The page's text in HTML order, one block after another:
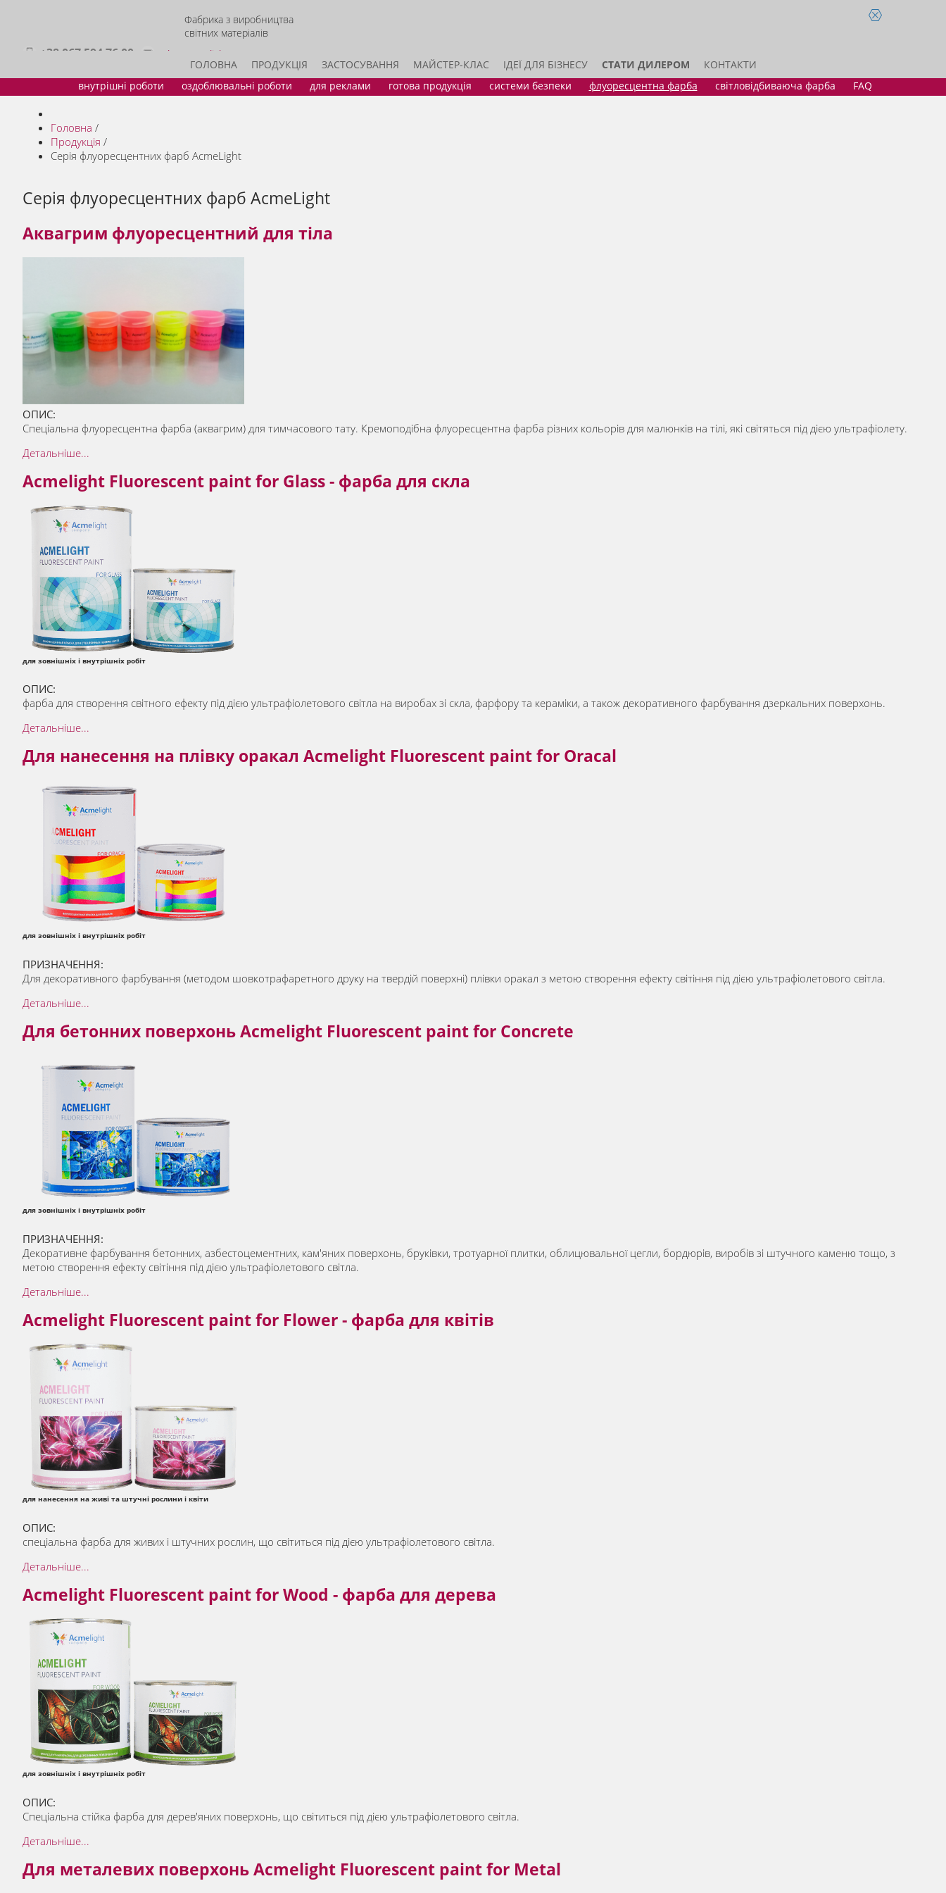
Фабрика з виробництва
світних матеріалів
+38 067 594 76 00 sales@acmelight.com.ua
ГОЛОВНА ПРОДУКЦІЯ ЗАСТОСУВАННЯ МАЙСТЕР-КЛАС ІДЕЇ ДЛЯ БІЗНЕСУ СТАТИ ДИЛЕРОМ
КОНТАКТИ
внутрішні роботи
оздоблювальні роботи для реклами готова продукція системи безпеки флуоресцентна фарба світловідбиваюча фарба FAQ
Головна /
Продукція /
Серія флуоресцентних фарб AcmeLight
Серія флуоресцентних фарб AcmeLight
Аквагрим флуоресцентний для тіла
ОПИС:
Спеціальна флуоресцентна фарба (аквагрим) для тимчасового тату. Кремоподібна флуоресцентна фарба різних кольорів для малюнків на тілі, які світяться під дією ультрафіолету.
Детальніше...
Acmelight Fluorescent paint for Glass - фарба для скла
для зовнішніх і внутрішніх робіт
ОПИС:
фарба для створення світного ефекту під дією ультрафіолетового світла на виробах зі скла, фарфору та кераміки, а також декоративного фарбування дзеркальних поверхонь.
Детальніше...
Для нанесення на плівку оракал Acmelight Fluorescent paint for Oracal
для зовнішніх і внутрішніх робіт
ПРИЗНАЧЕННЯ:
Для декоративного фарбування (методом шовкотрафаретного друку на твердій поверхні) плівки оракал з метою створення ефекту світіння під дією ультрафіолетового світла.
Детальніше...
Для бетонних поверхонь Acmelight Fluorescent paint for Concrete
для зовнішніх і внутрішніх робіт
ПРИЗНАЧЕННЯ:
Декоративне фарбування бетонних, азбестоцементних, кам'яних поверхонь, бруківки, тротуарної плитки, облицювальної цегли, бордюрів, виробів зі штучного каменю тощо, з
метою створення ефекту світіння під дією ультрафіолетового світла.
Детальніше...
Acmelight Fluorescent paint for Flower - фарба для квітів
для нанесення на живі та штучні рослини і квіти
ОПИС:
спеціальна фарба для живих і штучних рослин, що світиться під дією ультрафіолетового світла.
Детальніше...
Acmelight Fluorescent paint for Wood - фарба для дерева
для зовнішніх і внутрішніх робіт
ОПИС:
Спеціальна стійка фарба для дерев'яних поверхонь, що світиться під дією ультрафіолетового світла.
Детальніше...
Для металевих поверхонь Acmelight Fluorescent paint for Metal